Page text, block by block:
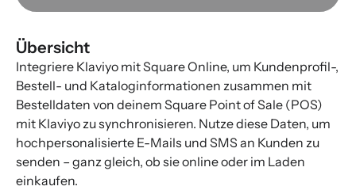
Übersicht
Integriere Klaviyo mit Square Online, um Kundenprofil-,
Bestell- und Kataloginformationen zusammen mit
Bestelldaten von deinem Square Point of Sale (POS)
mit Klaviyo zu synchronisieren. Nutze diese Daten, um
hochpersonalisierte E-Mails und SMS an Kunden zu
senden – ganz gleich, ob sie online oder im Laden
einkaufen.